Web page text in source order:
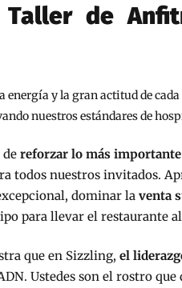
de
y la gran actitud de
nuestros estándares de
reforzar lo más
todos nuestros invitados.
dominar la venta
para llevar el restaurante
que en Sizzling, el
Ustedes son el rostro